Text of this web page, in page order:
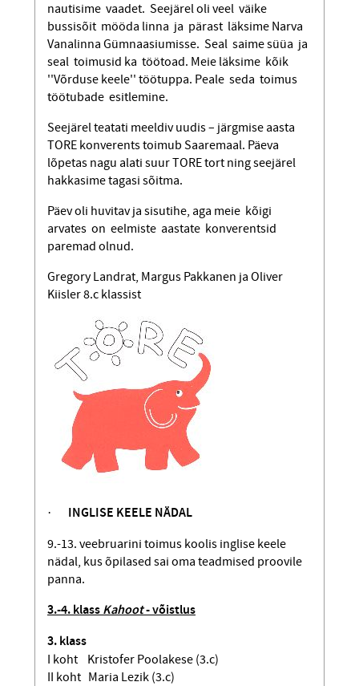
nautisime vaadet. Seejärel oli veel väike
bussisõit mööda linna ja pärast läksime Narva
Vanalinna Gümnaasiumisse. Seal saime süüa ja
seal toimusid ka töötoad. Meie läksime kõik
''Võrduse keele'' töötuppa. Peale seda toimus
töötubade esitlemine.
Seejärel teatati meeldiv uudis – järgmise aasta
TORE konverents toimub Saaremaal. Päeva
lõpetas nagu alati suur TORE tort ning seejärel
hakkasime tagasi sõitma.
Päev oli huvitav ja sisutihe, aga meie kõigi
arvates on eelmiste aastate konverentsid
paremad olnud.
Gregory Landrat, Margus Pakkanen ja Oliver
Kiisler 8.c klassist
· INGLISE KEELE NÄDAL
9.-13. veebruarini toimus koolis inglise keele
nädal, kus õpilased sai oma teadmised proovile
panna.
3.-4. klassKahoot- võistlus
3. klass
I koht Kristofer Poolakese (3.c)
II koht Maria Lezik (3.c)